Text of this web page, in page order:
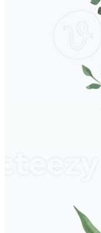
Images
Événements